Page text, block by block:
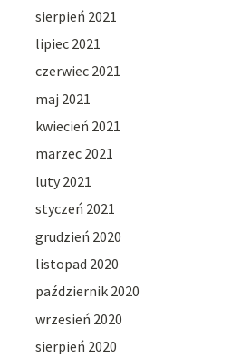
sierpień 2021
lipiec 2021
czerwiec 2021
maj 2021
kwiecień 2021
marzec 2021
luty 2021
styczeń 2021
grudzień 2020
listopad 2020
październik 2020
wrzesień 2020
sierpień 2020